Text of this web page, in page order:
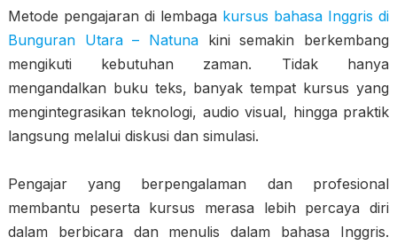
Metode pengajaran di lembaga kursus bahasa Inggris di
Bunguran Utara – Natuna kini semakin berkembang
mengikuti kebutuhan zaman. Tidak hanya
mengandalkan buku teks, banyak tempat kursus yang
mengintegrasikan teknologi, audio visual, hingga praktik
langsung melalui diskusi dan simulasi.
Pengajar yang berpengalaman dan profesional
membantu peserta kursus merasa lebih percaya diri
dalam berbicara dan menulis dalam bahasa Inggris.